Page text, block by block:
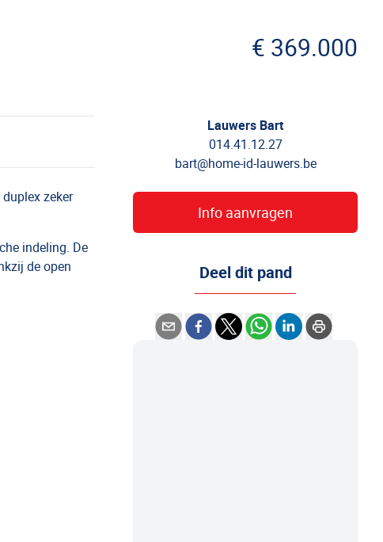
€ 369.000
zeker
indeling. De
de open
Lauwers Bart
014.41.12.27
bart@home-id-lauwers.be
Info aanvragen
Deel dit pand